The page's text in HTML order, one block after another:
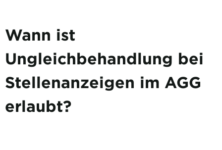
Wann ist
Ungleichbehandlung bei
Stellenanzeigen im AGG
erlaubt?